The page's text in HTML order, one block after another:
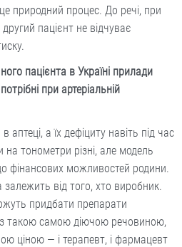
природний процес. До речі, при
другий пацієнт не відчуває
пацієнта в Україні прилади
при артеріальній
а їх дефіциту навіть під час
тонометри різні, але модель
фінансових можливостей родини.
залежить від того, хто виробник.
придбати препарати
такою самою діючою речовиною,
ціною — і терапевт, і фармацевт